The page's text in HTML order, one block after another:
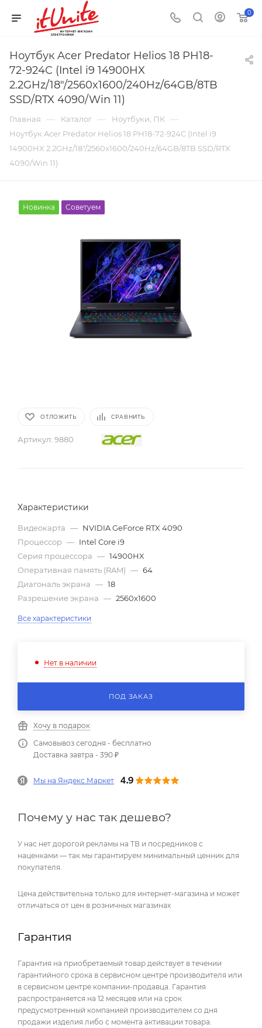
0
Ноутбук Acer Predator Helios 18 PH18-
72-924C (Intel i9 14900HX
2.2GHz/18"/2560x1600/240Hz/64GB/8TB
SSD/RTX 4090/Win 11)
Главная — Каталог — Ноутбуки, ПК —
Ноутбук Acer Predator Helios 18 PH18-72-924C (Intel i9
14900HX 2.2GHz/18"/2560x1600/240Hz/64GB/8TB SSD/RTX
4090/Win 11)
Новинка Советуем
ОТЛОЖИТЬ СРАВНИТЬ
Артикул: 9880
Характеристики
Видеокарта — NVIDIA GeForce RTX 4090
Процессор — Intel Core i9
Серия процессора — 14900HX
Оперативная память (RAM) — 64
Диагональ экрана — 18
Разрешение экрана — 2560x1600
Все характеристики
Нет в наличии
ПОД ЗАКАЗ
Хочу в подарок
Самовывоз сегодня - бесплатно
Доставка завтра - 390 ₽
Мы на Яндекс.Маркет
Почему у нас так дешево?
У нас нет дорогой рекламы на ТВ и посредников с
наценками — так мы гарантируем минимальный ценник для
покупателя.
Цена действительна только для интернет-магазина и может
отличаться от цен в розничных магазинах
Гарантия
Гарантия на приобретаемый товар действует в течении
гарантийного срока в сервисном центре производителя или
в сервисном центре компании-продавца. Гарантия
распространяется на 12 месяцев или на срок
предусмотренный компанией производителем со дня
продажи изделия либо с момента активации товара.